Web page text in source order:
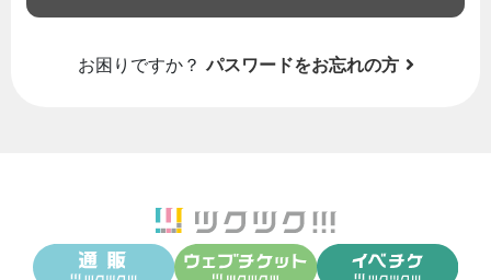
お困りですか？ パスワードをお忘れの方